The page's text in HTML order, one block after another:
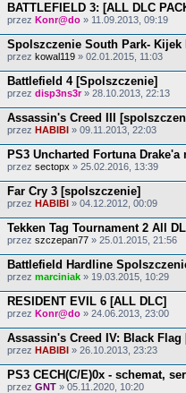
BATTLEFIELD 3: [ALL DLC
przez Konr@do » 11.09.2013, 09:19
Spolszczenie South Park- Kijek
przez kowal119 » 02.01.2015, 11:03
Battlefield 4 [Spolszczenie]
przez disp3ns3r» 28.10.2013, 22:13
Assassin's Creed III
przez HABIBI » 09.11.2013, 22:03
PS3 Uncharted Fortuna Drake'a
przez sectopx » 25.02.2016, 13:39
Far Cry 3 [spolszczenie]
przez HABIBI » 04.12.2012, 00:09
Tekken Tag Tournament 2 All
przez szczepan77 » 25.01.2015, 21:56
Battlefield Hardline
przez marciniak » 19.03.2015, 10:29
RESIDENT EVIL 6 [ALL DLC]
przez Konr@do » 24.06.2013, 23:00
Assassin's Creed IV: Black Flag
przez HABIBI » 26.10.2013, 23:23
PS3 CECH(C/E)0x - schemat,
przez GNT » 05.11.2020, 10:20